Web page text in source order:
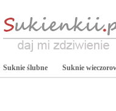
Suknie ślubne Suknie